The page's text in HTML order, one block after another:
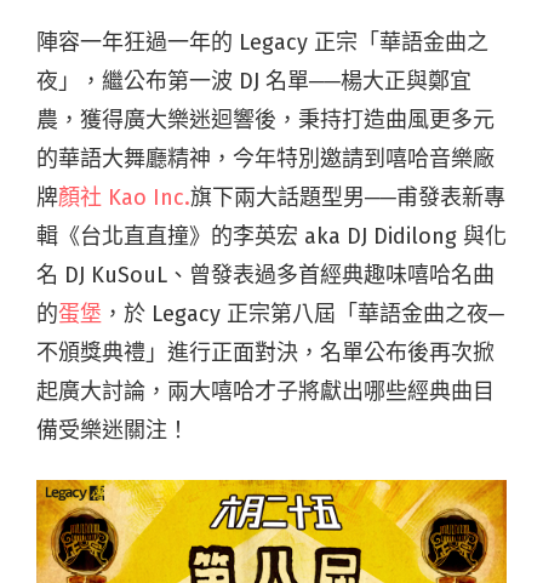
陣容一年狂過一年的 Legacy 正宗「華語金曲之
夜」，繼公布第一波 DJ 名單──楊大正與鄭宜
農，獲得廣大樂迷迴響後，秉持打造曲風更多元
的華語大舞廳精神，今年特別邀請到嘻哈音樂廠
牌顏社 Kao Inc.旗下兩大話題型男──甫發表新專
輯《台北直直撞》的李英宏 aka DJ Didilong 與化
名 DJ KuSouL、曾發表過多首經典趣味嘻哈名曲
的蛋堡 ，於 Legacy 正宗第八屆「華語金曲之夜─
不頒獎典禮」進行正面對決，名單公布後再次掀
起廣大討論，兩大嘻哈才子將獻出哪些經典曲目
備受樂迷關注！